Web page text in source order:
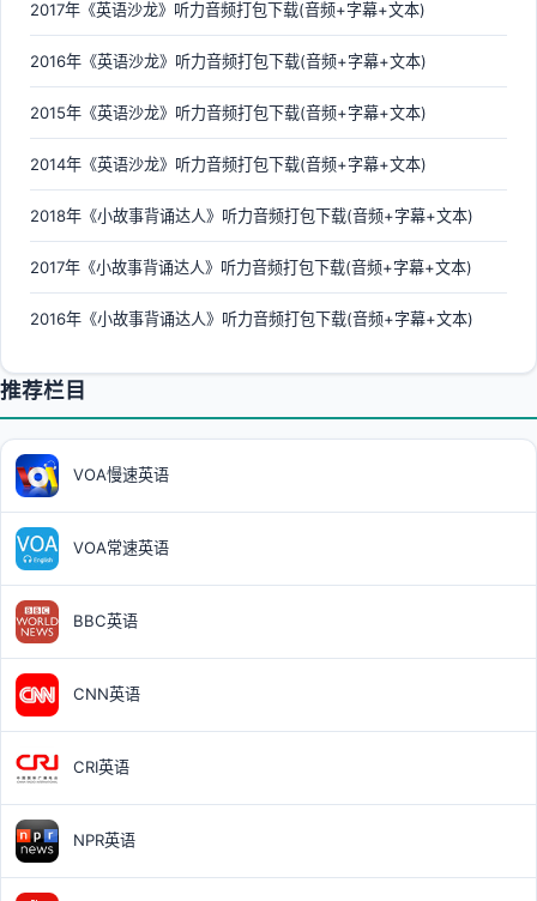
2017年《英语沙龙》听力音频打包下载(音频+字幕+文本)
2016年《英语沙龙》听力音频打包下载(音频+字幕+文本)
2015年《英语沙龙》听力音频打包下载(音频+字幕+文本)
2014年《英语沙龙》听力音频打包下载(音频+字幕+文本)
2018年《小故事背诵达人》听力音频打包下载(音频+字幕+文本)
2017年《小故事背诵达人》听力音频打包下载(音频+字幕+文本)
2016年《小故事背诵达人》听力音频打包下载(音频+字幕+文本)
推荐栏目
VOA慢速英语
VOA常速英语
BBC英语
CNN英语
CRI英语
NPR英语